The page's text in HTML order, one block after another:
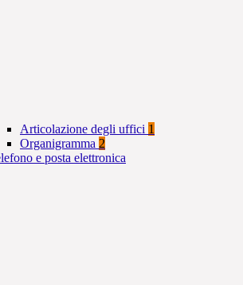
Articolazione degli uffici 1
Organigramma 2
e posta elettronica